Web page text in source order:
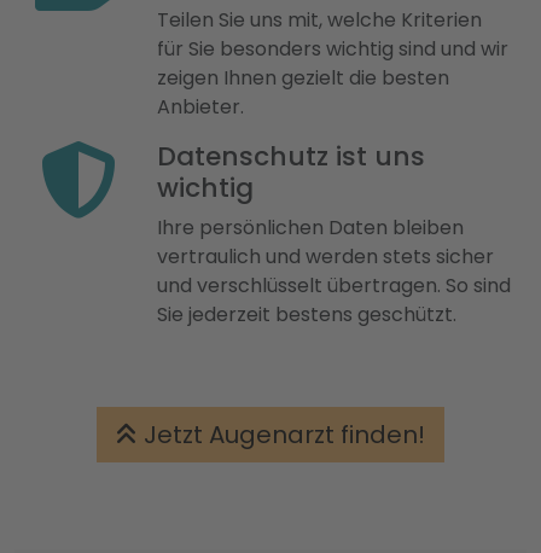
Teilen Sie uns mit, welche Kriterien
für Sie besonders wichtig sind und wir
zeigen Ihnen gezielt die besten
Anbieter.
Datenschutz ist uns
wichtig
Ihre persönlichen Daten bleiben
vertraulich und werden stets sicher
und verschlüsselt übertragen. So sind
Sie jederzeit bestens geschützt.
Jetzt Augenarzt finden!